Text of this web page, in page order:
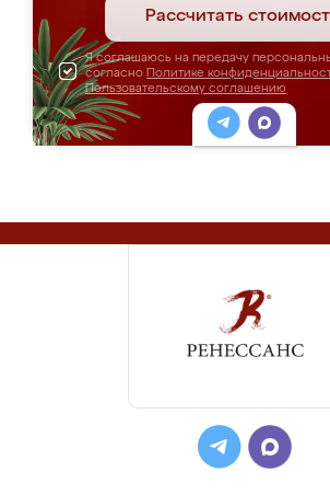
Рассчитать
Я соглашаюсь на передачу
согласно Политике
Пользовательскому соглашению